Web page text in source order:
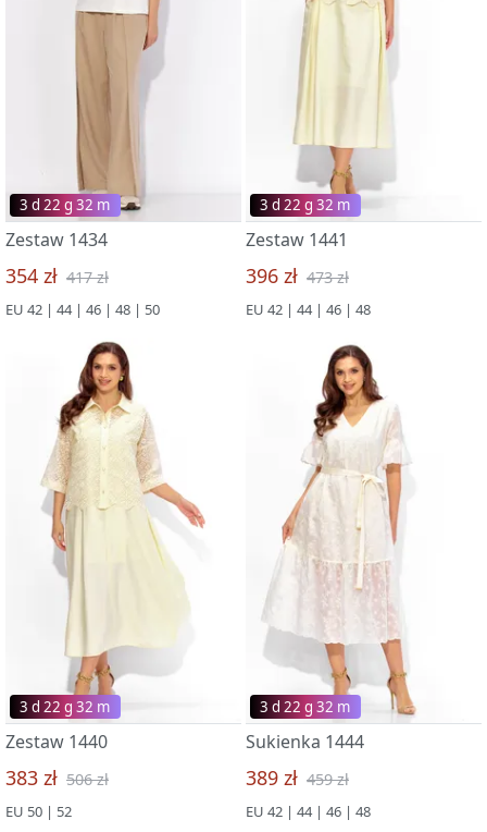
3 d 22 g 32 m
Zestaw 1434
354 zł 417 zł
EU 42 | 44 | 46 | 48 | 50
3 d 22 g 32 m
Zestaw 1441
396 zł 473 zł
EU 42 | 44 | 46 | 48
3 d 22 g 32 m
Zestaw 1440
383 zł 506 zł
EU 50 | 52
3 d 22 g 32 m
Sukienka 1444
389 zł 459 zł
EU 42 | 44 | 46 | 48